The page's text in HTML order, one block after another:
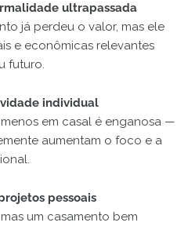
ultrapassada
já perdeu o valor, mas ele
e econômicas relevantes
futuro.
individual
em casal é enganosa —
aumentam o foco e a
pessoais
um casamento bem